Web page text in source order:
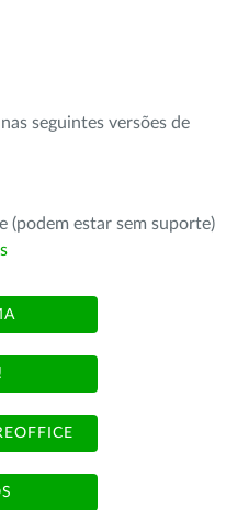
seguintes versões de
(podem estar sem suporte)